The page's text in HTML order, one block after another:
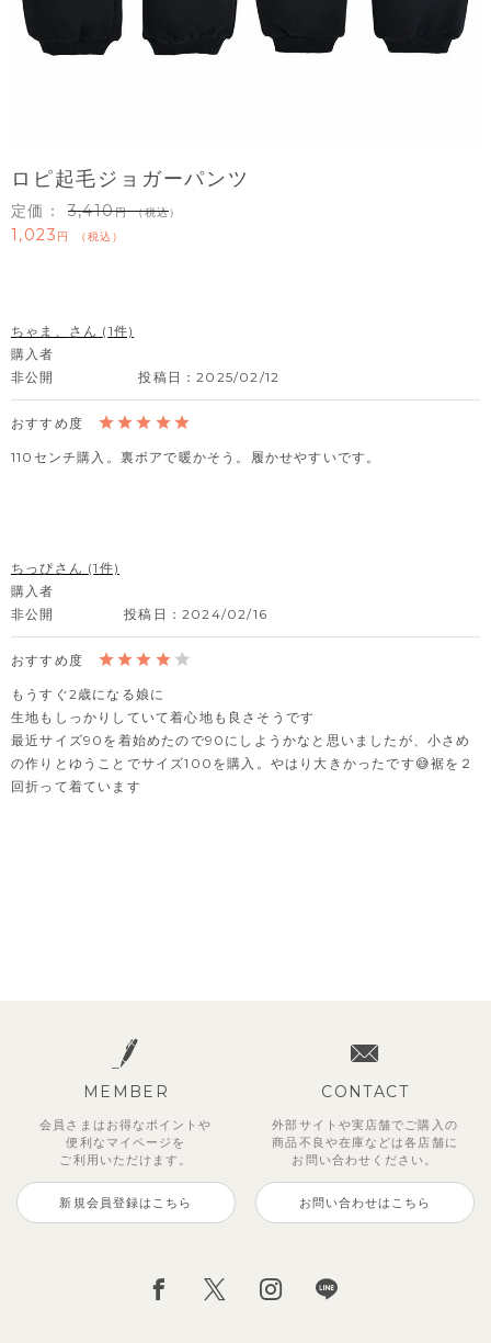
ロピ起毛ジョガーパンツ
定価： 3,410 （税込）
1,023 税込
ちゃま、
1
購入者
非公開
投稿日 2025/02/12
110センチ購入。裏ボアで暖かそう。履かせやすいです。
ちっぴ
1
購入者
非公開
投稿日 2024/02/16
もうすぐ2歳になる娘に
生地もしっかりしていて着心地も良さそうです
最近サイズ90を着始めたので90にしようかなと思いましたが、小さめ
の作りとゆうことでサイズ100を購入。やはり大きかったです😅裾を２
回折って着ています
MEMBER
会員さまはお得なポイントや
便利な マイページを
ご利用いただけます。
新規会員登録はこちら
CONTACT
外部サイトや実店舗でご購入の
商品不良や在庫などは各店舗に
お問い合わせください。
お問い合わせはこちら